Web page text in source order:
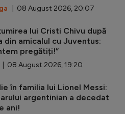
| 08 August 2026, 20:07
lui Cristi Chivu după
din amicalul cu Juventus:
pregătiți!”
| 08 August 2026, 19:20
în familia lui Lionel Messi:
argentinian a decedat
ani!